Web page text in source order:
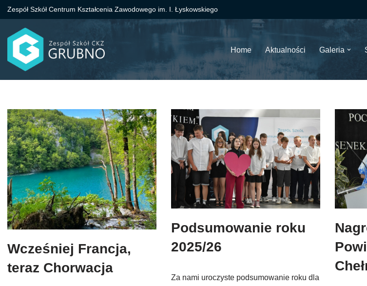
Przejdź
do
treści
Zespół Szkół Centrum Kształcenia Zawodowego im. I. Łyskowskiego
Home Aktualności Galeria
Wcześniej Francja,
teraz Chorwacja
Podsumowanie roku
2025/26
Za nami uroczyste podsumowanie roku dla